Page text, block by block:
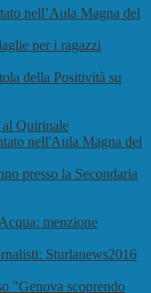
nell’Aula Magna del
per i ragazzi
della Positività su
Quirinale
nell'Aula Magna del
presso la Secondaria
menzione
Sturlanews2016
"Genova scoprendo